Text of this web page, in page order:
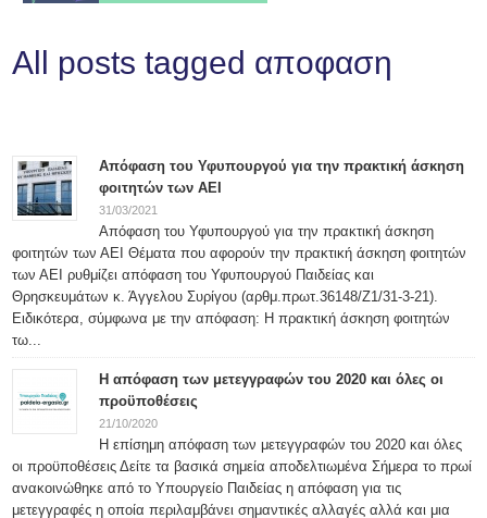
All posts tagged αποφαση
Απόφαση του Υφυπουργού για την πρακτική άσκηση
φοιτητών των ΑΕΙ
31/03/2021
Απόφαση του Υφυπουργού για την πρακτική άσκηση
φοιτητών των ΑΕΙ Θέματα που αφορούν την πρακτική άσκηση φοιτητών
των ΑΕΙ ρυθμίζει απόφαση του Υφυπουργού Παιδείας και
Θρησκευμάτων κ. Άγγελου Συρίγου (αρθμ.πρωτ.36148/Ζ1/31-3-21).
Ειδικότερα, σύμφωνα με την απόφαση: Η πρακτική άσκηση φοιτητών
τω...
Η απόφαση των μετεγγραφών του 2020 και όλες οι
προϋποθέσεις
21/10/2020
Η επίσημη απόφαση των μετεγγραφών του 2020 και όλες
οι προϋποθέσεις Δείτε τα βασικά σημεία αποδελτιωμένα Σήμερα το πρωί
ανακοινώθηκε από το Υπουργείο Παιδείας η απόφαση για τις
μετεγγραφές η οποία περιλαμβάνει σημαντικές αλλαγές αλλά και μια